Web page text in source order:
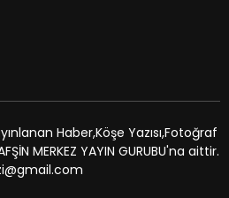
abone olarak, tarafınıza haber,
e-postaların gönderilmesini
Haber,Köşe Yazısı,Fotoğraf
MERKEZ YAYIN GURUBU'na aittir.